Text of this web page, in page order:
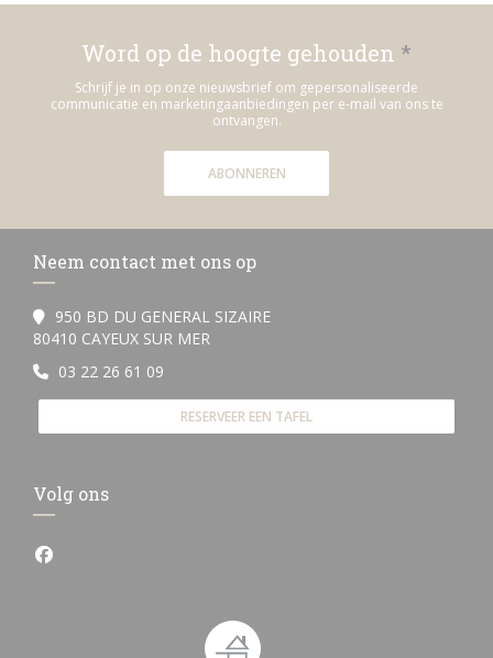
Word op de hoogte gehouden *
Schrijf je in op onze nieuwsbrief om gepersonaliseerde
communicatie en marketingaanbiedingen per e-mail van ons te
ontvangen.
ABONNEREN
Neem contact met ons op
950 BD DU GENERAL SIZAIRE
80410 CAYEUX SUR MER
03 22 26 61 09
RESERVEER EEN TAFEL
Volg ons
Facebook ((opent in een nieuw venster))